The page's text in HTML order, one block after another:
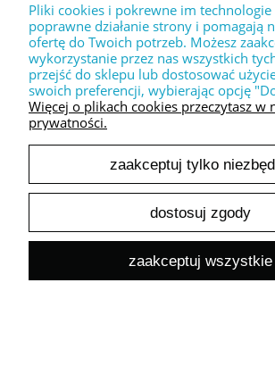
Dekoracyjny stempel XL " Danke "
Dekoracyjny stempel XL " LOVE you
Pliki cookies i pokrewne im
poprawne działanie strony i pomagają
ofertę do Twoich potrzeb. Możesz
wykorzystanie przez nas wszystkich
przejść do sklepu lub dostosować
swoich preferencji, wybierając opcję
Więcej o plikach cookies przeczytasz w
prywatności.
zaakceptuj tylko
dostosuj zgody
zaakceptuj wszystkie